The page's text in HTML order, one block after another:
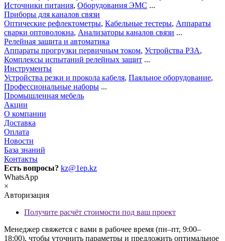
Источники питания, Оборудования ЭМС ...
Приборы для каналов связи
Оптические рефлектометры, Кабельные тестеры, Аппараты
сварки оптоволокна, Анализаторы каналов связи ...
Релейная защита и автоматика
Аппараты прогрузки первичным током, Устройства РЗА,
Комплексы испытаний релейных защит ...
Инструменты
Устройства резки и прокола кабеля, Паяльное оборудование,
Профессиональные наборы ...
Промышленная мебель
Акции
О компании
Доставка
Оплата
Новости
База знаний
Контакты
Есть вопросы? kz@1ep.kz
WhatsApp
×
Авторизация
Получите расчёт стоимости под ваш проект
Менеджер свяжется с вами в рабочее время (пн–пт, 9:00–
18:00), чтобы уточнить параметры и предложить оптимальное